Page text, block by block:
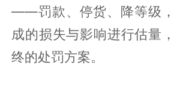
——罚款、停货、降等级
成的损失与影响进行估量
终的处罚方案。